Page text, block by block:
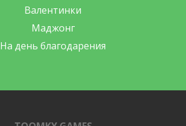
Валентинки
Маджонг
На день благодарения